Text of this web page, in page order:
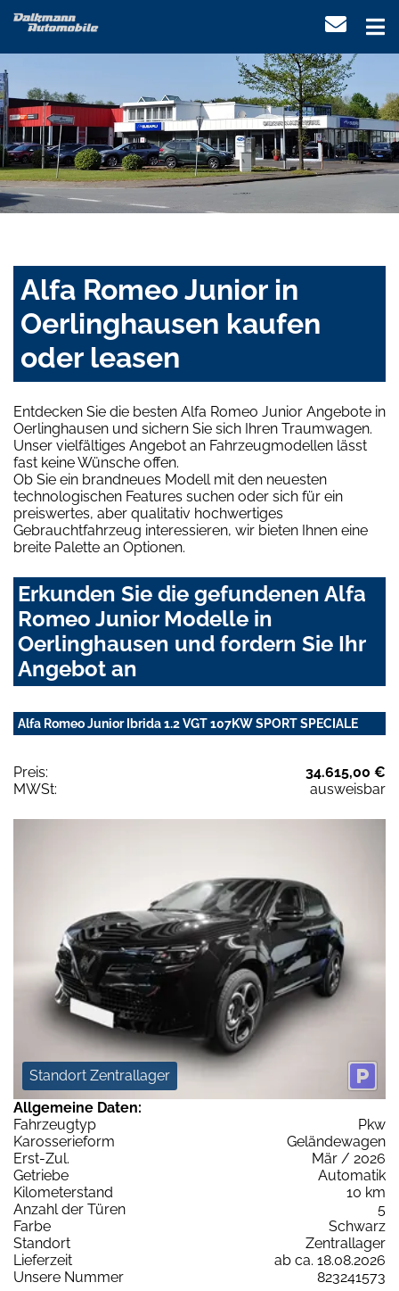
Alfa Romeo Junior in
Oerlinghausen kaufen
oder leasen
Entdecken Sie die besten Alfa Romeo Junior Angebote in
Oerlinghausen und sichern Sie sich Ihren Traumwagen.
Unser vielfältiges Angebot an Fahrzeugmodellen lässt
fast keine Wünsche offen.
Ob Sie ein brandneues Modell mit den neuesten
technologischen Features suchen oder sich für ein
preiswertes, aber qualitativ hochwertiges
Gebrauchtfahrzeug interessieren, wir bieten Ihnen eine
breite Palette an Optionen.
Erkunden Sie die gefundenen Alfa
Romeo Junior Modelle in
Oerlinghausen und fordern Sie Ihr
Angebot an
Alfa Romeo Junior Ibrida 1.2 VGT 107KW SPORT SPECIALE
Preis:
34.615,00 €
MWSt:
ausweisbar
Standort Zentrallager
Allgemeine Daten:
Fahrzeugtyp
Pkw
Karosserieform
Geländewagen
Erst-Zul.
Mär / 2026
Getriebe
Automatik
Kilometerstand
10 km
Anzahl der Türen
5
Farbe
Schwarz
Standort
Zentrallager
Lieferzeit
ab ca. 18.08.2026
Unsere Nummer
823241573